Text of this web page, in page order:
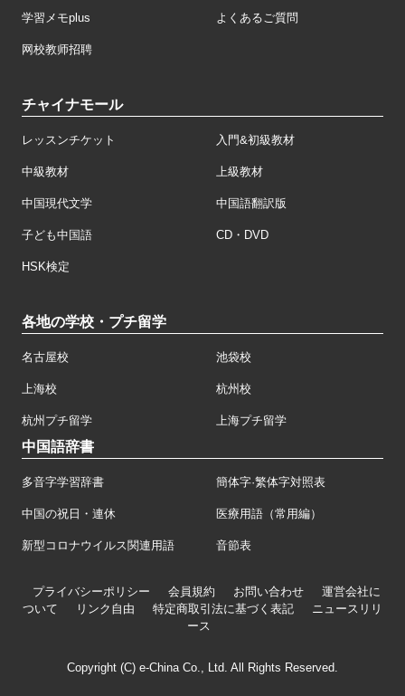
学習メモplus よくあるご質問
网校教师招聘
チャイナモール
レッスンチケット 入門&初級教材
中級教材 上級教材
中国現代文学 中国語翻訳版
子ども中国語 CD・DVD
HSK検定
各地の学校・プチ留学
名古屋校 池袋校
上海校 杭州校
杭州プチ留学 上海プチ留学
中国語辞書
多音字学習辞書 簡体字·繁体字対照表
中国の祝日・連休 医療用語（常用編）
新型コロナウイルス関連用語 音節表
プライバシーポリシー 会員規約 お問い合わせ
運営会社に
ついて
リンク自由 特定商取引法に基づく表記
ニュースリリ
ース
Copyright (C) e-China Co., Ltd. All Rights Reserved.